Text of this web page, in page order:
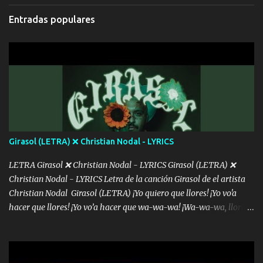
cada que intentas cantar Cada que intentas rapear, cada que
intentas rimar Pobre payaso que usa a todo el mundo pa' conectar
con la gente Dices "Latino Gang" pero pisas a to'a tu gente Pa’ dar
menos se prudente Hoy me sabe a mierda, traigo un Balvin en los
dientes Por falta de empatía le toca ser resiliente ¿Acaso eres
consciente de los followers que mueves? Parcerito, abre los ojos y
ve el poder que tienes Otro chiste malo son los nombres de tus
álbum's "José, vibras colores con la energía del diablo " ¿Si ...
Entradas populares
Girasol (LETRA) ❌ Christian Nodal - LYRICS
LETRA Girasol ❌ Christian Nodal - LYRICS Girasol (LETRA) ❌
Christian Nodal - LYRICS Letra de la canción Girasol de el artista
Christian Nodal Girasol (LETRA) ¡Yo quiero que llores! ¡Yo vo'a
hacer que llores! ¡Yo vo’a hacer que wa-wa-wa! ¡Wa-wa-wa, llores!